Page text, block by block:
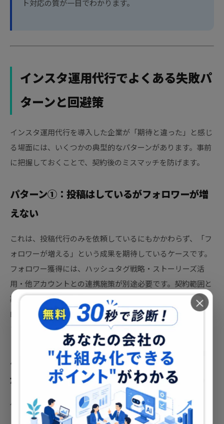
ト対応の質が一目でわかります。
インスタ運用代行でよくある失敗パ
ターンと回避策
インスタ運用代行を導入した企業が「期待と違った」と感じ
る場面には、いくつかの典型的なパターンがあります。事前
に把握しておくことで、契約後のミスマッチを防げます。
パターン①：投稿はしているがフォロワーが増
えない
これは、投稿代行のみを依頼しているにもかかわらず、「フ
ォロワーが増える」という成果を期待しているケースです。
フォロワー獲得には、ハッシュタグ戦略・ストーリーズ活
用・他アカウントとの連携施策が別途必要です。契約範囲と
期待成果のズレを解消するには、初回打ち合わせで「何を目
的に代行を依頼するか」を明文化することが最も効果的で
す。
パターン②：ブランドの雰囲気と投稿のトーン
が合わない
代行会社がブランドガイドラインを十分に理解していない
と、「なんか違う」という感覚の投稿が続きます。この問題
×